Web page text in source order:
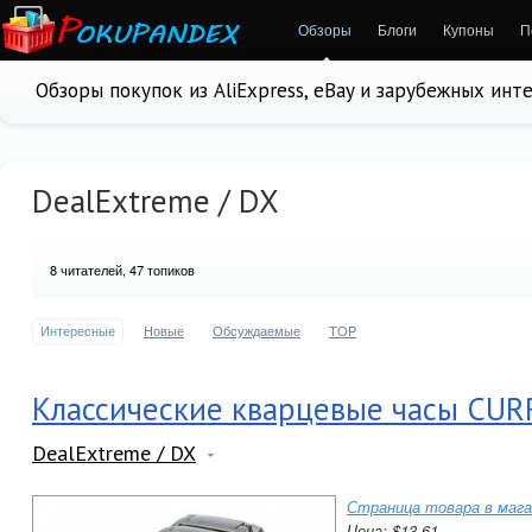
Обзоры Блоги Купоны
Обзоры покупок из AliExpress, eBay и зарубежных
DealExtreme / DX
8читателей, 47 топиков
Интересные Новые Обсуждаемые TOP
Классические кварцевые часы
DealExtreme / DX
Страница товара в